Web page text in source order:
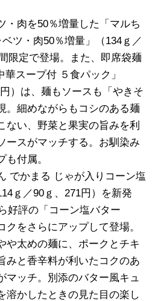
・肉を50％増量した「マルち
ツ・肉50％増量」（134ｇ／
限定で登場。また、即席袋麺
華スープ付 ５食パック」
）は、麺もソースも「やきそ
。細めながらもコシのある麺
ない、野菜と果実の旨みを利
ースがマッチする。お馴染み
付属。
でかまる じゃが入りコーン塩
ｇ／90ｇ、271円）を新発
好評の「コーン塩バター
をさらにアップして登場。
や太めの麺に、ポークとチキ
みと香辛料が利いたコクのあ
マッチ。別添のバター風キュ
溶かしたときの見た目の楽し